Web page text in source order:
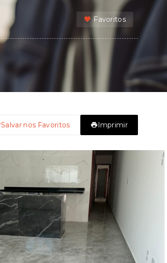
Favoritos
Salvar nos Favoritos Imprimir